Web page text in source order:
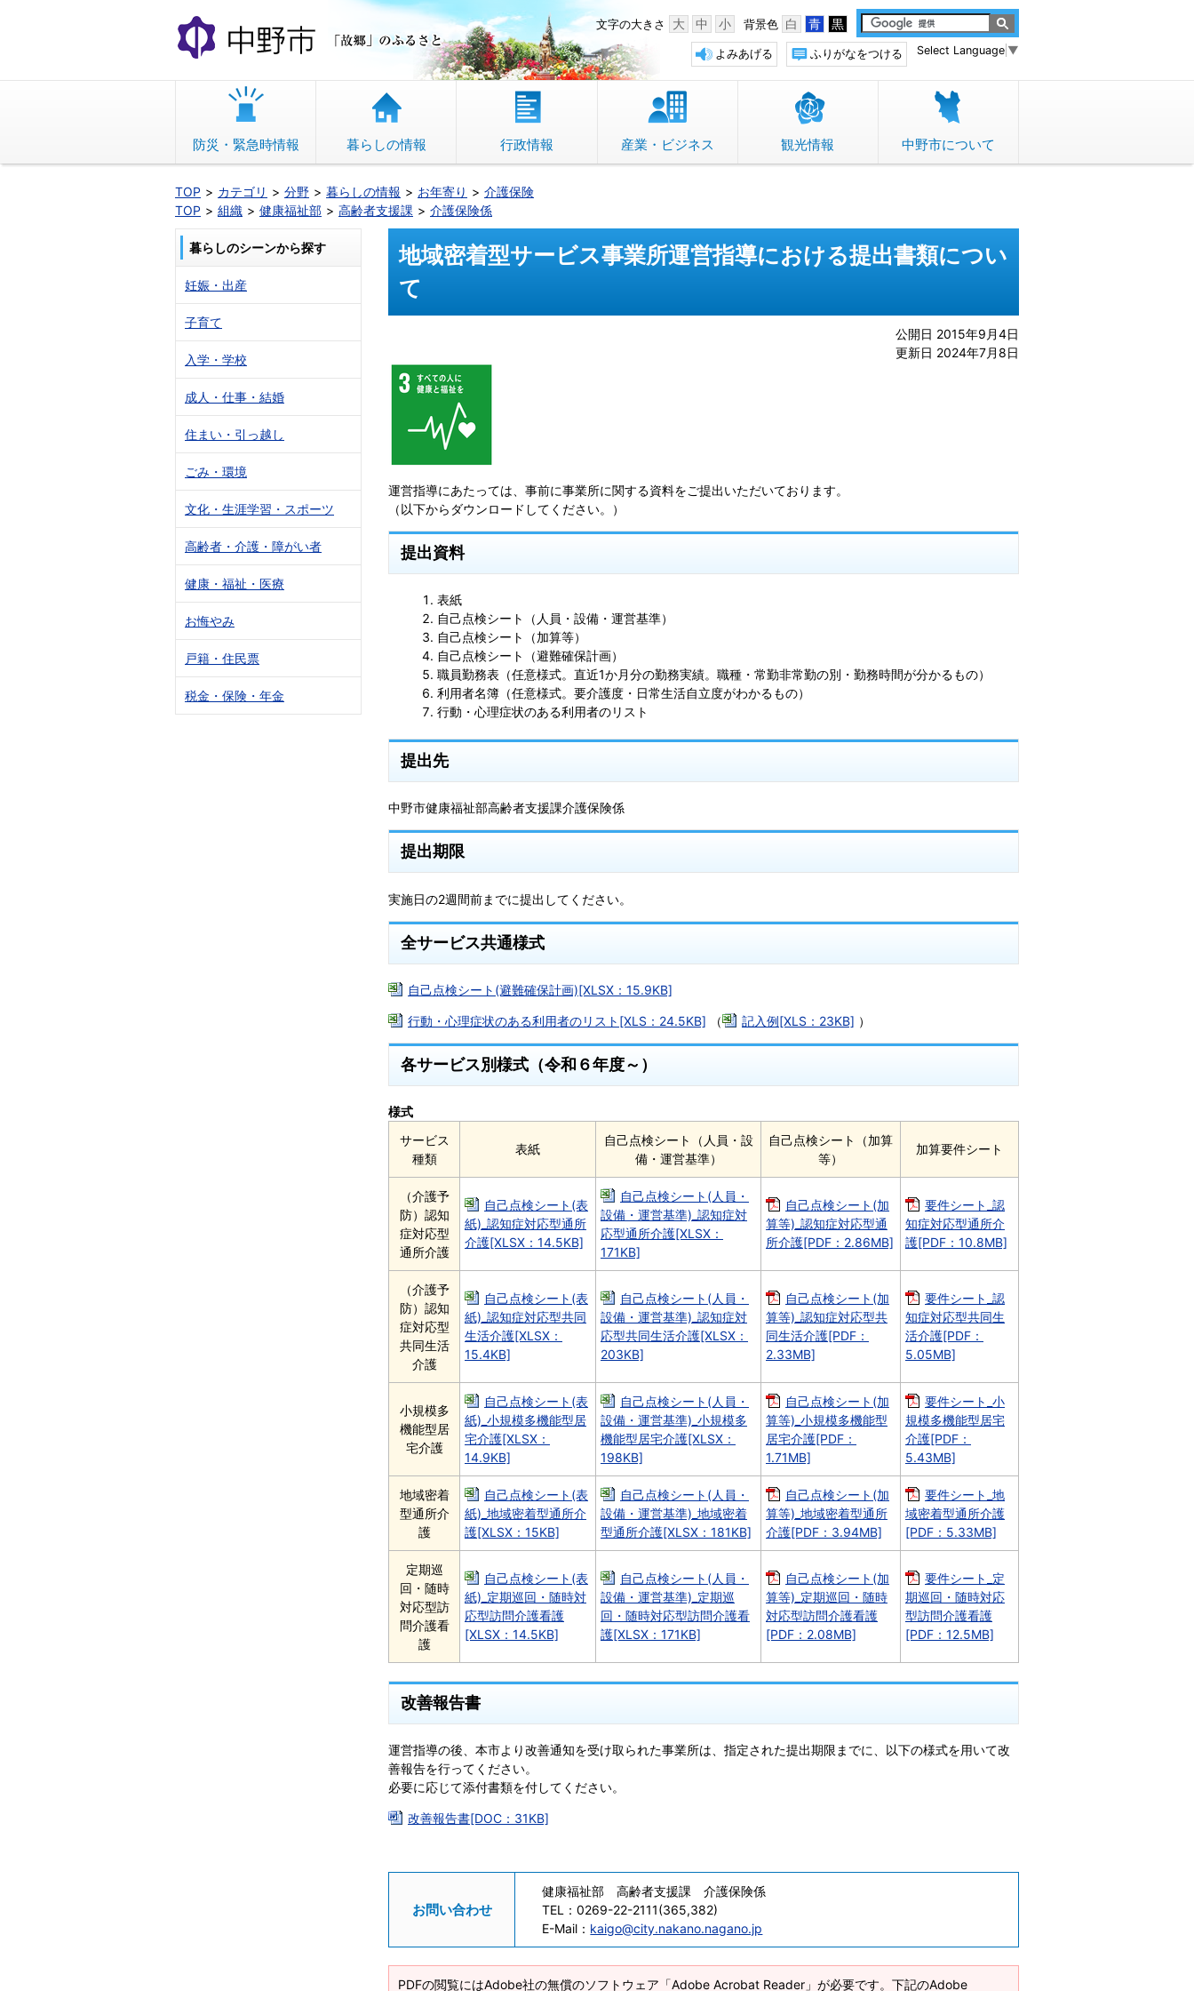
文
へ
動
中野市 「故郷」のふるさと 背景色 白 青 黒
文字の大きさ 大 中 小
Select Language ▼
ふりがなをつける
よみあげる
防災・緊急時情報 暮らしの情報 行政情報 産業・ビジネス 観光情報 中野市について
TOP カテゴリ 分野 暮らしの情報 お年寄り
介護保険
TOP
組織 健康福祉部 高齢者支援課 介護保険係
地域密着型サービス事業所運営指導における提出書類につい
て
公開日 2015年9月4日
更新日 2024年7月8日
運営指導にあたっては、事前に事業所に関する資料をご提出いただいております。
（以下からダウンロードしてください。）
提出資料
表紙
自己点検シート（人員・設備・運営基準）
自己点検シート（加算等）
自己点検シート（避難確保計画）
職員勤務表（任意様式。直近1か月分の勤務実績。職種・常勤非常勤の別・勤務時間が分かるもの）
利用者名簿（任意様式。要介護度・日常生活自立度がわかるもの）
行動・心理症状のある利用者のリスト
提出先
中野市健康福祉部高齢者支援課介護保険係
提出期限
実施日の2週間前までに提出してください。
全サービス共通様式
自己点検シート(避難確保計画)[XLSX：15.9KB]
行動・心理症状のある利用者のリスト[XLS：24.5KB] （ 記入例[XLS：23KB] ）
各サービス別様式（令和６年度～）
サービス
種類
表紙
自己点検シート（人員・設
備・運営基準）
自己点検シート（加算
等）
加算要件シート
様式
（介護予
防）認知
症対応型
通所介護
自己点検シート(表
紙)_認知症対応型通所
介護[XLSX：14.5KB]
自己点検シート(人員・
設備・運営基準)_認知症対
応型通所介護[XLSX：
171KB]
自己点検シート(加
算等)_認知症対応型通
所介護[PDF：2.86MB]
要件シート_認
知症対応型通所介
護[PDF：10.8MB]
（介護予
防）認知
症対応型
共同生活
介護
自己点検シート(表
紙)_認知症対応型共同
生活介護[XLSX：
15.4KB]
自己点検シート(人員・
設備・運営基準)_認知症対
応型共同生活介護[XLSX：
203KB]
自己点検シート(加
算等)_認知症対応型共
同生活介護[PDF：
2.33MB]
要件シート_認
知症対応型共同生
活介護[PDF：
5.05MB]
小規模多
機能型居
宅介護
自己点検シート(表
紙)_小規模多機能型居
宅介護[XLSX：
14.9KB]
自己点検シート(人員・
設備・運営基準)_小規模多
機能型居宅介護[XLSX：
198KB]
自己点検シート(加
算等)_小規模多機能型
居宅介護[PDF：
1.71MB]
要件シート_小
規模多機能型居宅
介護[PDF：
5.43MB]
地域密着
型通所介
護
自己点検シート(表
紙)_地域密着型通所介
護[XLSX：15KB]
自己点検シート(人員・
設備・運営基準)_地域密着
型通所介護[XLSX：181KB]
自己点検シート(加
算等)_地域密着型通所
介護[PDF：3.94MB]
要件シート_地
域密着型通所介護
[PDF：5.33MB]
定期巡
回・随時
対応型訪
問介護看
護
自己点検シート(表
紙)_定期巡回・随時対
応型訪問介護看護
[XLSX：14.5KB]
自己点検シート(人員・
設備・運営基準)_定期巡
回・随時対応型訪問介護看
護[XLSX：171KB]
自己点検シート(加
算等)_定期巡回・随時
対応型訪問介護看護
[PDF：2.08MB]
要件シート_定
期巡回・随時対応
型訪問介護看護
[PDF：12.5MB]
改善報告書
運営指導の後、本市より改善通知を受け取られた事業所は、指定された提出期限までに、以下の様式を用いて改
善報告を行ってください。
必要に応じて添付書類を付してください。
改善報告書[DOC：31KB]
お問い合わせ
健康福祉部 高齢者支援課 介護保険係
TEL：0269-22-2111(365,382)
E-Mail： kaigo@city.nakano.nagano.jp
PDFの閲覧にはAdobe社の無償のソフトウェア「Adobe Acrobat Reader」が必要です。下記のAdobe
暮らしのシーンから探す
妊娠・出産
子育て
入学・学校
成人・仕事・結婚
住まい・引っ越し
ごみ・環境
文化・生涯学習・スポーツ
高齢者・介護・障がい者
健康・福祉・医療
お悔やみ
戸籍・住民票
税金・保険・年金